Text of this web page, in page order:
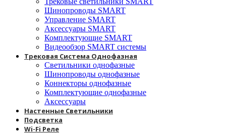
Шинопроводы SMART
Управление SMART
Аксессуары SMART
Комплектующие SMART
Видеообзор SMART системы
Трековая Система Однофазная
Светильники однофазные
Шинопроводы однофазные
Коннекторы однофазные
Комплектующие однофазные
Аксессуары
Настенные Светильники
Подсветка
Wi-Fi Реле